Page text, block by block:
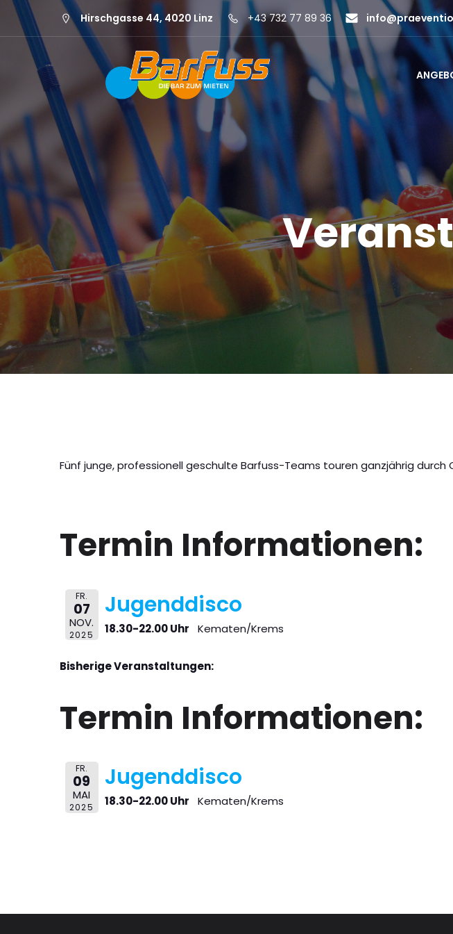
Hirschgasse 44, 4020 Linz +43 732 77 89 36
Fünf junge, professionell geschulte Barfuss-Teams touren ganzjährig durch
Termin Informationen:
FR.
07
NOV.
2025
Jugenddisco
18.30-22.00 Uhr Kematen/Krems
Bisherige Veranstaltungen:
Termin Informationen:
FR.
09
MAI
2025
Jugenddisco
18.30-22.00 Uhr Kematen/Krems